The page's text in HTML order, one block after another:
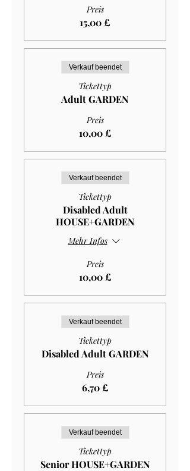
Preis
15,00 £
Verkauf beendet
Tickettyp
Adult GARDEN
Preis
10,00 £
Verkauf beendet
Tickettyp
Disabled Adult
HOUSE+GARDEN
Mehr Infos
Preis
10,00 £
Verkauf beendet
Tickettyp
Disabled Adult GARDEN
Preis
6,70 £
Verkauf beendet
Tickettyp
Senior HOUSE+GARDEN